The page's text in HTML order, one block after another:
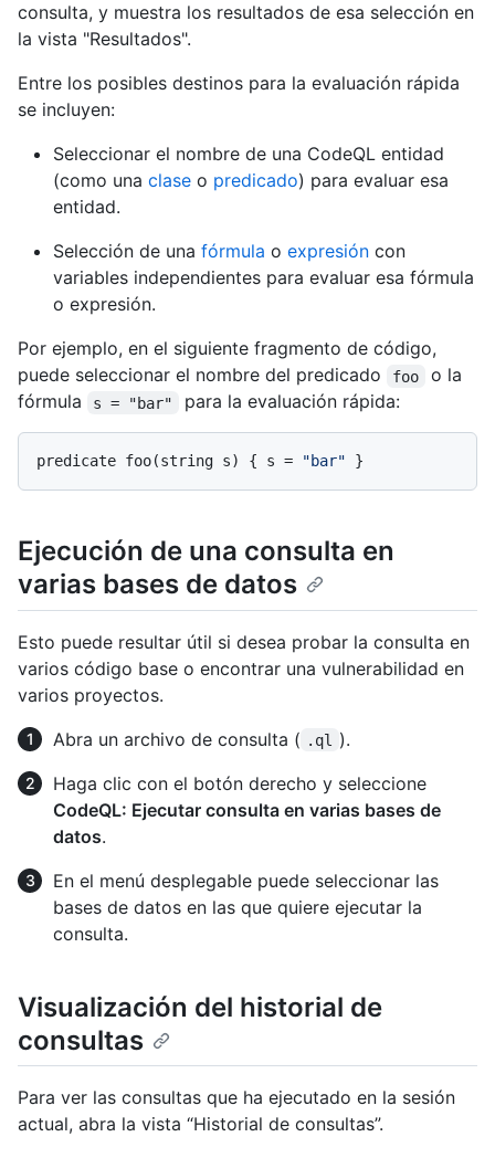
consulta, y muestra los resultados de esa selección en
la vista "Resultados".
Entre los posibles destinos para la evaluación rápida
se incluyen:
Seleccionar el nombre de una CodeQL entidad
(como una clase o predicado) para evaluar esa
entidad.
Selección de una fórmula o expresión con
variables independientes para evaluar esa fórmula
o expresión.
Por ejemplo, en el siguiente fragmento de código,
puede seleccionar el nombre del predicado
foo
o la
fórmula
s = "bar" para la evaluación rápida:
predicate foo(string s) { s = "bar"
Ejecución de una consulta en
varias bases de datos
Esto puede resultar útil si desea probar la consulta en
varios código base o encontrar una vulnerabilidad en
varios proyectos.
Abra un archivo de consulta ( .ql
).
Haga clic con el botón derecho y seleccione
CodeQL: Ejecutar consulta en varias bases de
datos.
En el menú desplegable puede seleccionar las
bases de datos en las que quiere ejecutar la
consulta.
Visualización del historial de
consultas
Para ver las consultas que ha ejecutado en la sesión
actual, abra la vista “Historial de consultas”.